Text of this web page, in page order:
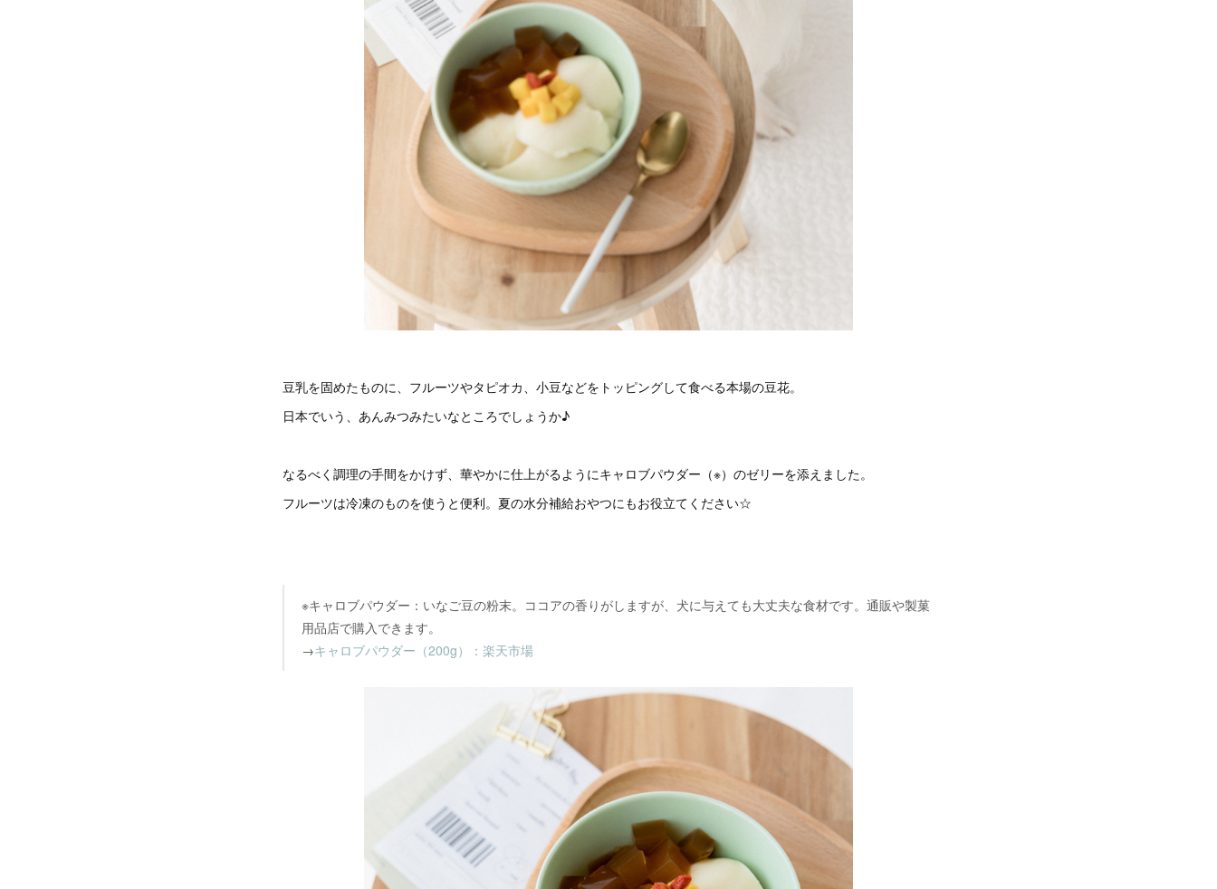
豆乳を固めたものに、フルーツやタピオカ、小豆などをトッピングして食べる本場の豆花。
日本でいう、あんみつみたいなところでしょうか♪
なるべく調理の手間をかけず、華やかに仕上がるようにキャロブパウダー（※）のゼリーを添えました。
フルーツは冷凍のものを使うと便利。夏の水分補給おやつにもお役立てください☆
※キャロブパウダー：いなご豆の粉末。ココアの香りがしますが、犬に与えても大丈夫な食材です。通販や製菓
用品店で購入できます。
→キャロブパウダー（200g）：楽天市場